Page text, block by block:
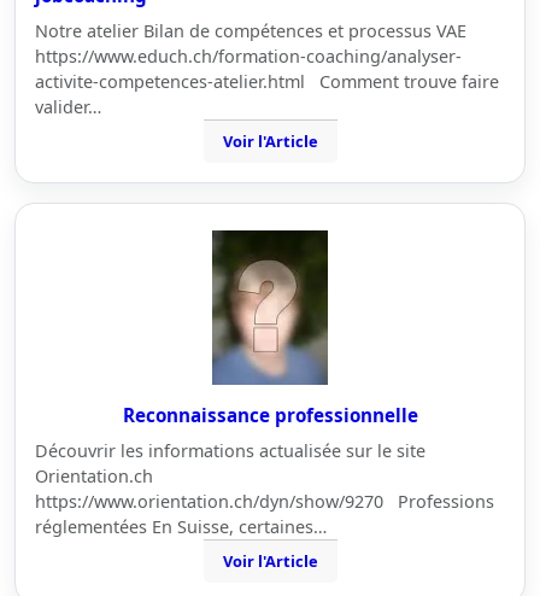
Notre atelier Bilan de compétences et processus VAE
https://www.educh.ch/formation-coaching/analyser-
activite-competences-atelier.html Comment trouve faire
valider…
Voir l'Article
Reconnaissance professionnelle
Découvrir les informations actualisée sur le site
Orientation.ch
https://www.orientation.ch/dyn/show/9270 Professions
réglementées En Suisse, certaines…
Voir l'Article